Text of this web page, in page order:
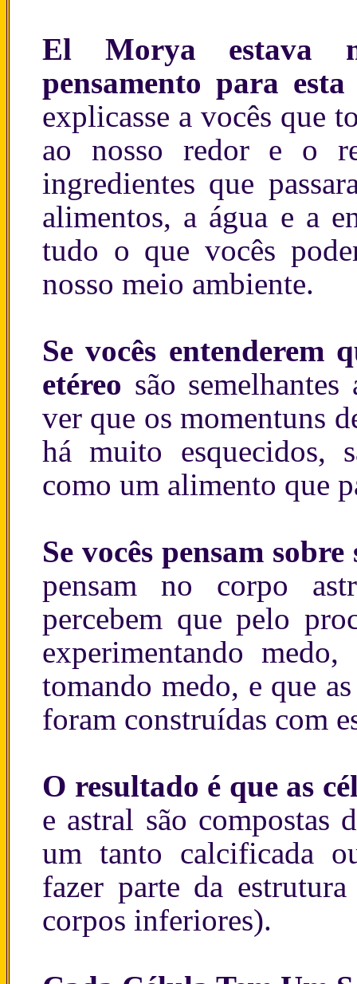
El Morya estava
pensamento para esta
explicasse a vocês que
ao nosso redor e o
ingredientes que
alimentos, a água e a
tudo o que vocês
nosso meio ambiente.
Se vocês entenderem
etéreo são
ver que os momentuns
há muito esquecidos,
como um alimento que
Se vocês pensam
pensam no corpo
percebem que pelo
experimentando
tomando medo, e que
foram construídas com
O resultado é que as
e astral são compostas
um tanto calcificada
fazer parte da
corpos inferiores).